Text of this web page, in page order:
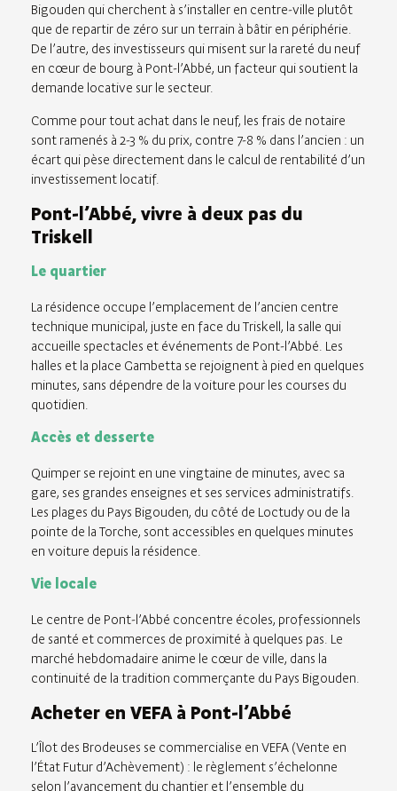
Bigouden qui cherchent à s’installer en centre-ville plutôt
que de repartir de zéro sur un terrain à bâtir en périphérie.
De l’autre, des investisseurs qui misent sur la rareté du neuf
en cœur de bourg à Pont-l’Abbé, un facteur qui soutient la
demande locative sur le secteur.
Comme pour tout achat dans le neuf, les frais de notaire
sont ramenés à 2-3 % du prix, contre 7-8 % dans l’ancien : un
écart qui pèse directement dans le calcul de rentabilité d’un
investissement locatif.
Pont-l’Abbé, vivre à deux pas du
Triskell
Le quartier
La résidence occupe l’emplacement de l’ancien centre
technique municipal, juste en face du Triskell, la salle qui
accueille spectacles et événements de Pont-l’Abbé. Les
halles et la place Gambetta se rejoignent à pied en quelques
minutes, sans dépendre de la voiture pour les courses du
quotidien.
Accès et desserte
Quimper se rejoint en une vingtaine de minutes, avec sa
gare, ses grandes enseignes et ses services administratifs.
Les plages du Pays Bigouden, du côté de Loctudy ou de la
pointe de la Torche, sont accessibles en quelques minutes
en voiture depuis la résidence.
Vie locale
Le centre de Pont-l’Abbé concentre écoles, professionnels
de santé et commerces de proximité à quelques pas. Le
marché hebdomadaire anime le cœur de ville, dans la
continuité de la tradition commerçante du Pays Bigouden.
Acheter en VEFA à Pont-l’Abbé
L’Îlot des Brodeuses se commercialise en VEFA (Vente en
l’État Futur d’Achèvement) : le règlement s’échelonne
selon l’avancement du chantier et l’ensemble du